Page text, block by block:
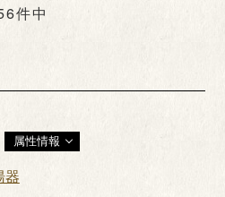
件中
属性情報
器